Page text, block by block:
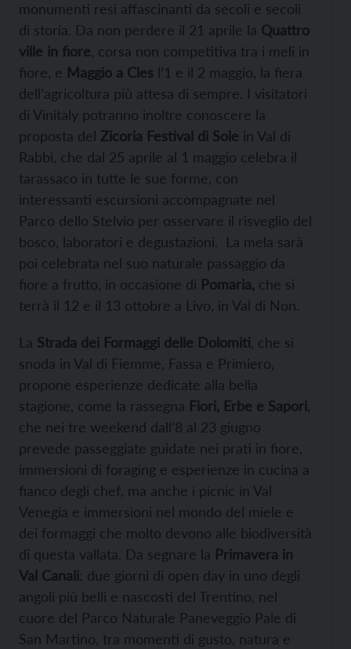
monumenti resi affascinanti da secoli e secoli
di storia. Da non perdere il 21 aprile la Quattro
ville in fiore corsa non competitiva tra i meli in
fiore, e Maggio a Cles l’1 e il 2 maggio, la fiera
dell’agricoltura più attesa di sempre. I visitatori
di Vinitaly potranno inoltre conoscere la
proposta del Zicoria Festival di Sole in Val di
Rabbi, che dal 25 aprile al 1 maggio celebra il
tarassaco in tutte le sue forme, con
interessanti escursioni accompagnate nel
Parco dello Stelvio per osservare il risveglio del
bosco, laboratori e degustazioni. La mela sarà
poi celebrata nel suo naturale passaggio da
fiore a frutto, in occasione di Pomaria, che si
terrà il 12 e il 13 ottobre a Livo, in Val di Non.
La Strada dei Formaggi delle Dolomiti , che si
snoda in Val di Fiemme, Fassa e Primiero,
propone esperienze dedicate alla bella
stagione, come la rassegna Fiori, Erbe e Sapori
che nei tre weekend dall’8 al 23 giugno
prevede passeggiate guidate nei prati in fiore,
immersioni di foraging e esperienze in cucina a
fianco degli chef, ma anche i picnic in Val
Venegia e immersioni nel mondo del miele e
dei formaggi che molto devono alle biodiversità
di questa vallata. Da segnare la Primavera in
Val Canali: due giorni di open day in uno degli
angoli più belli e nascosti del Trentino, nel
cuore del Parco Naturale Paneveggio Pale di
San Martino, tra momenti di gusto, natura e